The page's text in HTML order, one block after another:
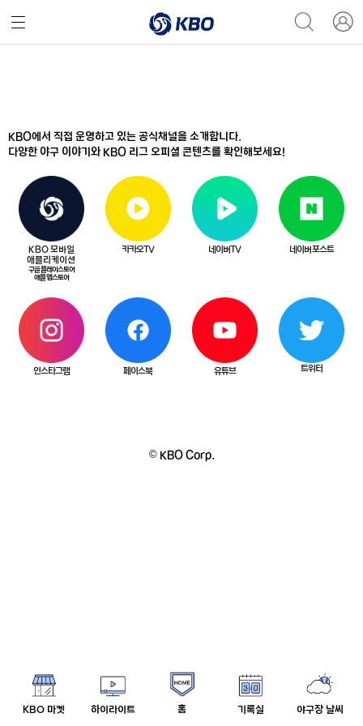
KBO에서 직접 운영하고 있는 공식채널을 소개합니다.
다양한 야구 이야기와 KBO 리그 오피셜 콘텐츠를 확인해보세요!
KBO 모바일
애플리케이션
구글 플레이스토어
애플 앱스토어
카카오TV 네이버TV 네이버 포스트
인스타그램 페이스북 유튜브 트위터
© KBO Corp.
KBO 마켓 하이라이트 홈 기록실 야구장 날씨